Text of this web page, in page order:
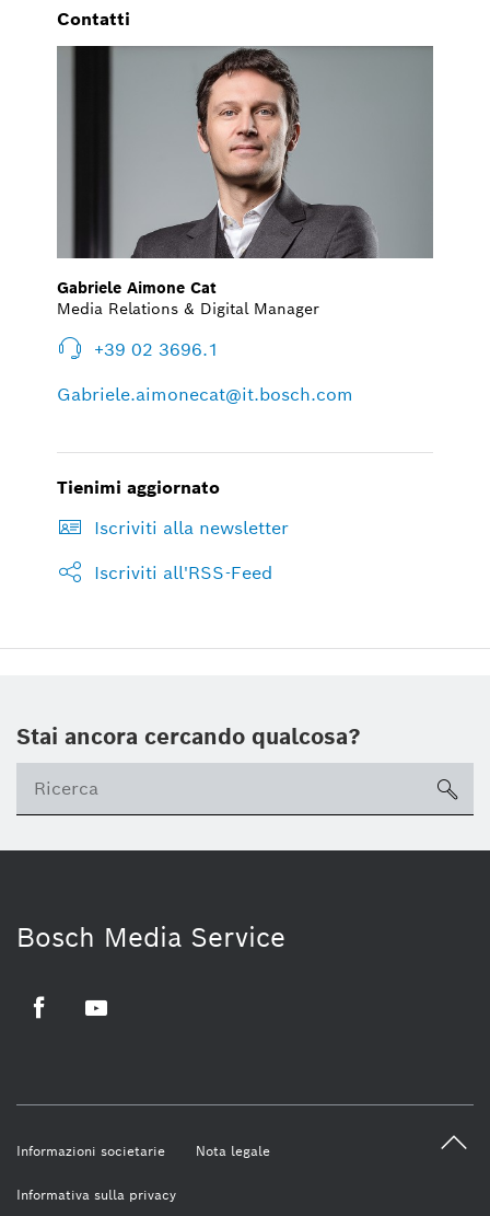
Contatti
Gabriele Aimone Cat
Media Relations & Digital Manager
+39 02 3696.1
Gabriele.aimonecat@it.bosch.com
Tienimi aggiornato
Iscriviti alla newsletter
Iscriviti all'RSS-Feed
Stai ancora cercando qualcosa?
Bosch Media Service
Informazioni societarie Nota legale
Informativa sulla privacy